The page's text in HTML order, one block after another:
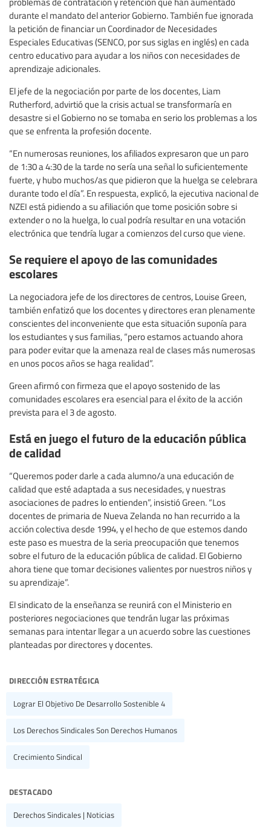
durante el mandato del anterior Gobierno. También fue ignorada
la petición de financiar un Coordinador de Necesidades
Especiales Educativas (SENCO, por sus siglas en inglés) en cada
centro educativo para ayudar a los niños con necesidades de
aprendizaje adicionales.
El jefe de la negociación por parte de los docentes, Liam
Rutherford, advirtió que la crisis actual se transformaría en
desastre si el Gobierno no se tomaba en serio los problemas a los
que se enfrenta la profesión docente.
“En numerosas reuniones, los afiliados expresaron que un paro
de 1:30 a 4:30 de la tarde no sería una señal lo suficientemente
fuerte, y hubo muchos/as que pidieron que la huelga se celebrara
durante todo el día”. En respuesta, explicó, la ejecutiva nacional de
NZEI está pidiendo a su afiliación que tome posición sobre si
extender o no la huelga, lo cual podría resultar en una votación
electrónica que tendría lugar a comienzos del curso que viene.
Se requiere el apoyo de las comunidades
escolares
La negociadora jefe de los directores de centros, Louise Green,
también enfatizó que los docentes y directores eran plenamente
conscientes del inconveniente que esta situación suponía para
los estudiantes y sus familias, “pero estamos actuando ahora
para poder evitar que la amenaza real de clases más numerosas
en unos pocos años se haga realidad”.
Green afirmó con firmeza que el apoyo sostenido de las
comunidades escolares era esencial para el éxito de la acción
prevista para el 3 de agosto.
Está en juego el futuro de la educación pública
de calidad
“Queremos poder darle a cada alumno/a una educación de
calidad que esté adaptada a sus necesidades, y nuestras
asociaciones de padres lo entienden”, insistió Green. “Los
docentes de primaria de Nueva Zelanda no han recurrido a la
acción colectiva desde 1994, y el hecho de que estemos dando
este paso es muestra de la seria preocupación que tenemos
sobre el futuro de la educación pública de calidad. El Gobierno
ahora tiene que tomar decisiones valientes por nuestros niños y
su aprendizaje”.
El sindicato de la enseñanza se reunirá con el Ministerio en
posteriores negociaciones que tendrán lugar las próximas
semanas para intentar llegar a un acuerdo sobre las cuestiones
planteadas por directores y docentes.
dirección estratégica
Lograr El Objetivo De Desarrollo Sostenible 4
Los Derechos Sindicales Son Derechos Humanos
Crecimiento Sindical
destacado
Derechos Sindicales | Noticias